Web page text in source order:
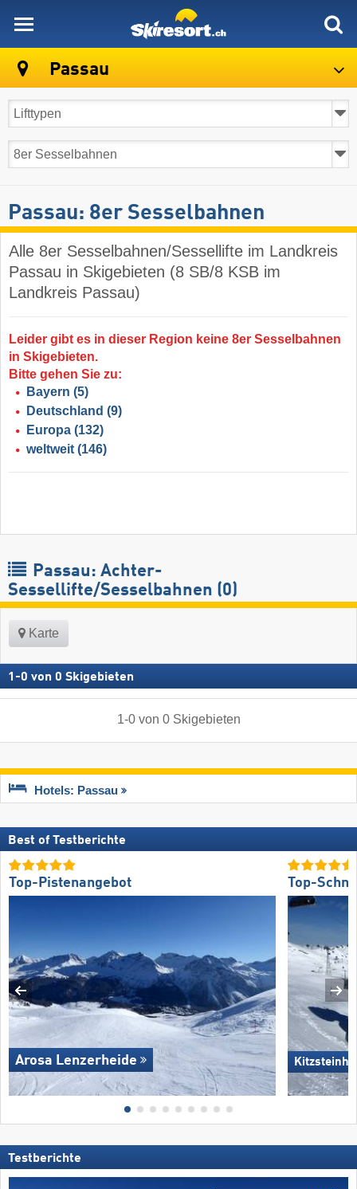
Passau
Passau: 8er Sesselbahnen
Alle 8er Sesselbahnen/Sessellifte im Landkreis
Passau in Skigebieten (8 SB/8 KSB im
Landkreis Passau)
Leider gibt es in dieser Region keine 8er Sesselbahnen
in Skigebieten.
Bitte gehen Sie zu:
Bayern (5)
Deutschland (9)
Europa (132)
weltweit (146)
Passau: Achter-
Sessellifte/Sesselbahnen (0)
Karte
1 -0 von 0 Skigebieten
1-0von 0 Skigebieten
Hotels: Passau
Best of Testberichte
Top-Pistenangebot
Arosa Lenzerheide
Top-
Testberichte